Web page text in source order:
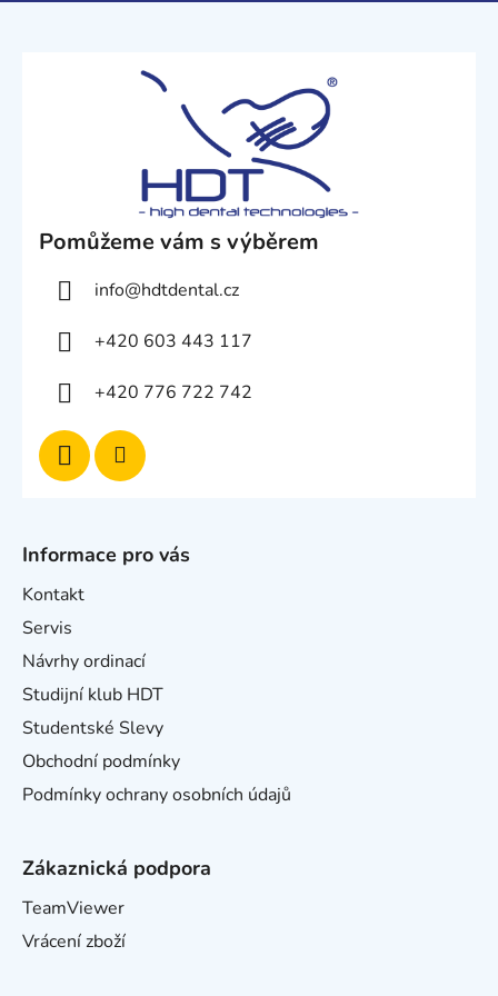
Pomůžeme vám s výběrem
info@hdtdental.cz
+420 603 443 117
+420 776 722 742
Informace pro vás
Kontakt
Servis
Návrhy ordinací
Studijní klub HDT
Studentské Slevy
Obchodní podmínky
Podmínky ochrany osobních údajů
Zákaznická podpora
TeamViewer
Vrácení zboží